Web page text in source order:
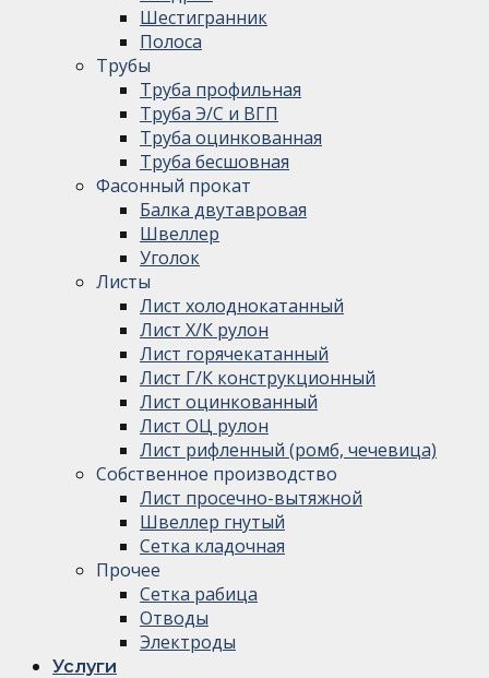
Шестигранник
Полоса
Трубы
Труба профильная
Труба Э/С и ВГП
Труба оцинкованная
Труба бесшовная
Фасонный прокат
Балка двутавровая
Швеллер
Уголок
Листы
Лист холоднокатанный
Лист Х/К рулон
Лист горячекатанный
Лист Г/К конструкционный
Лист оцинкованный
Лист ОЦ рулон
Лист рифленный (ромб, чечевица)
Собственное производство
Лист просечно-вытяжной
Швеллер гнутый
Сетка кладочная
Прочее
Сетка рабица
Отводы
Электроды
Услуги